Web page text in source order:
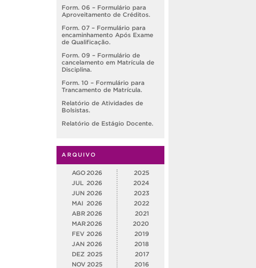
Form. 06 – Formulário para
Aproveitamento de Créditos.
Form. 07 – Formulário para
encaminhamento Após Exame
de Qualificação.
Form. 09 – Formulário de
cancelamento em Matrícula de
Disciplina.
Form. 10 – Formulário para
Trancamento de Matrícula.
Relatório de Atividades de
Bolsistas.
Relatório de Estágio Docente.
ARQUIVO
AGO 2026
JUL 2026
JUN 2026
MAI
2026
ABR 2026
MAR 2026
FEV 2026
JAN 2026
DEZ 2025
NOV 2025
2025
2024
2023
2022
2021
2020
2019
2018
2017
2016